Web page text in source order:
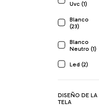
Uvc (1)
Blanco
(23)
Blanco
Neutro (1)
Led (2)
DISEÑO DE LA
TELA